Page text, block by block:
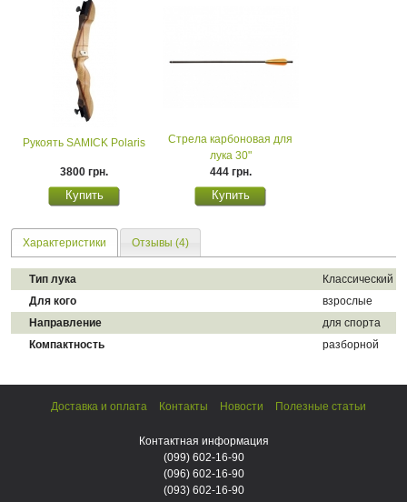
Рукоять SAMICK Polaris
3800 грн.
Стрела карбоновая для
лука 30"
444 грн.
Характеристики Отзывы (4)
Тип лука
Классический
Для кого
взрослые
Направление
для спорта
Компактность
разборной
Доставка и оплата Контакты Новости Полезные статьи
Контактная информация
(099) 602-16-90
(096) 602-16-90
(093) 602-16-90